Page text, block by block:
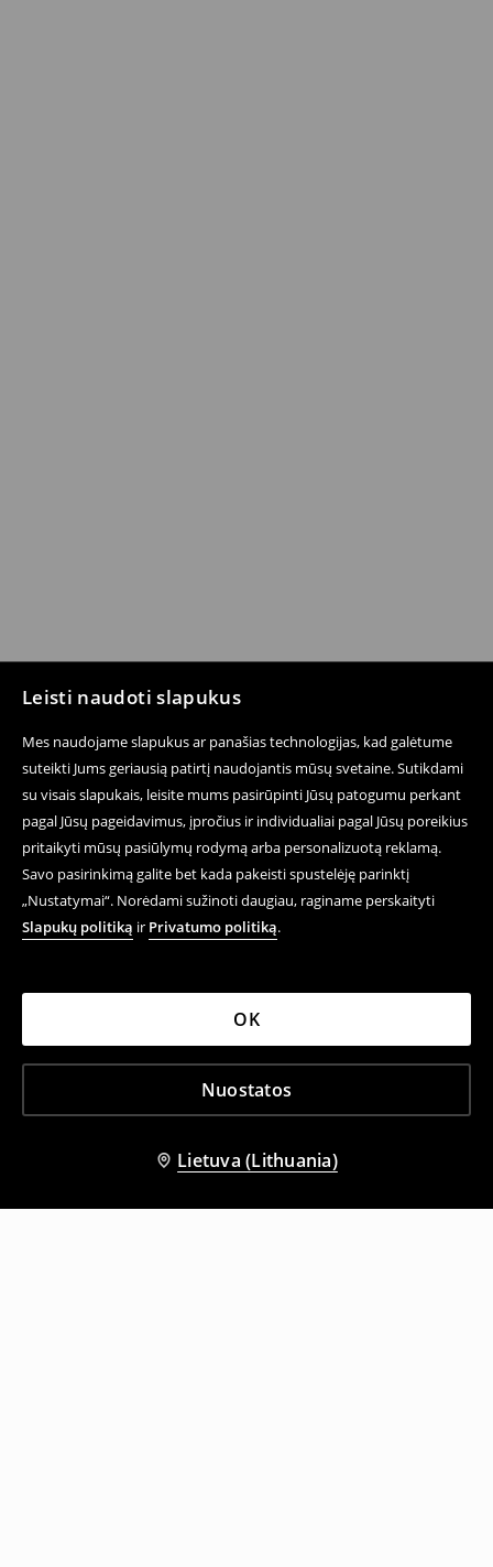
Leisti naudoti slapukus
Mes naudojame slapukus ar panašias technologijas, kad galėtume
suteikti Jums geriausią patirtį naudojantis mūsų svetaine. Sutikdami
su visais slapukais, leisite mums pasirūpinti Jūsų patogumu perkant
pagal Jūsų pageidavimus, įpročius ir individualiai pagal Jūsų poreikius
pritaikyti mūsų pasiūlymų rodymą arba personalizuotą reklamą.
Savo pasirinkimą galite bet kada pakeisti spustelėję parinktį
„Nustatymai“. Norėdami sužinoti daugiau, raginame perskaityti
Slapukų politiką ir Privatumo politiką.
Nuostatos
OK
Lietuva (Lithuania)